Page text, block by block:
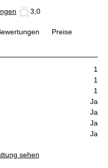
3,0
Preise
1
1
1
Ja
Ja
Ja
Ja
sehen